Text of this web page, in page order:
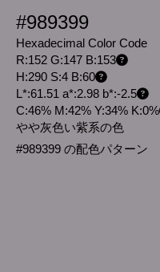
#989399
Hexadecimal Color Code
R:152 G:147 B:153
H:290 S:4 B:60
L*:61.51 a*:2.98 b*:-2.5
C:46% M:42% Y:34% K:0%
やや灰色い紫系の色
#989399 の配色パターン